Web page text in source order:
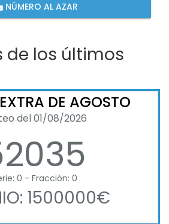
NÚMERO AL AZAR
de los últimos
DE AGOSTO
del 01/08/2026
0 - Fracción: 0
1500000€